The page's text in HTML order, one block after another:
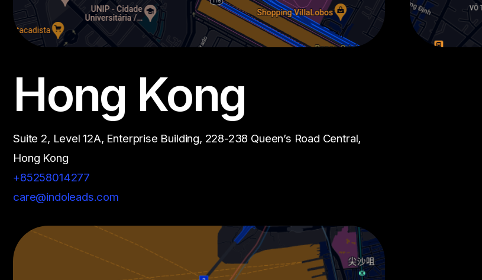
Hong Kong
Suite 2, Level 12A, Enterprise Building, 228-238 Queen’s Road Central,
Hong Kong
+85258014277
care@indoleads.com